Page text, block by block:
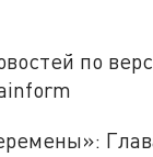
по